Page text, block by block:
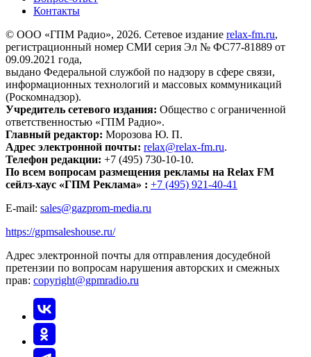
Контакты
© ООО «ГПМ Радио», 2026. Сетевое издание relax-fm.ru,
регистрационный номер СМИ серия Эл № ФС77-81889 от
09.09.2021 года,
выдано Федеральной службой по надзору в сфере связи,
информационных технологий и массовых коммуникаций
(Роскомнадзор).
Учредитель сетевого издания: Общество с ограниченной
ответственностью «ГПМ Радио».
Главный редактор: Морозова Ю. П.
Адрес электронной почты: relax@relax-fm.ru.
Телефон редакции: +7 (495) 730-10-10.
По всем вопросам размещения рекламы на Relax FM
сейлз-хаус «ГПМ Реклама» : +7 (495) 921-40-41
E-mail: sales@gazprom-media.ru
https://gpmsaleshouse.ru/
Адрес электронной почты для отправления досудебной
претензии по вопросам нарушения авторских и смежных
прав: copyright@gpmradio.ru